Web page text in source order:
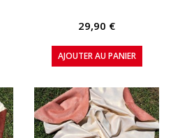
29,90 €
AJOUTER AU PANIER